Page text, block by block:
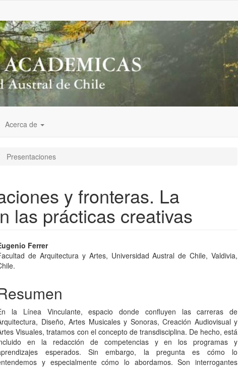
Acerca de
Presentaciones
y fronteras. La
las prácticas creativas
Ferrer
de Arquitectura y Artes, Universidad Austral de Chile, Valdivia,
la Línea Vinculante, espacio donde confluyen las carreras de
Diseño, Artes Musicales y Sonoras, Creación Audiovisual y
Visuales, tratamos con el concepto de transdisciplina. De hecho, está
en la redacción de competencias y en los programas y
esperados. Sin embargo, la pregunta es cómo lo
y especialmente cómo lo abordamos. Son interrogantes